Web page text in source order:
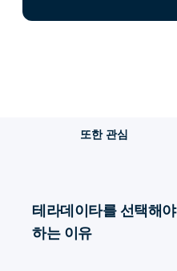
또한 관심
테라데이타를 선택해야
하는 이유